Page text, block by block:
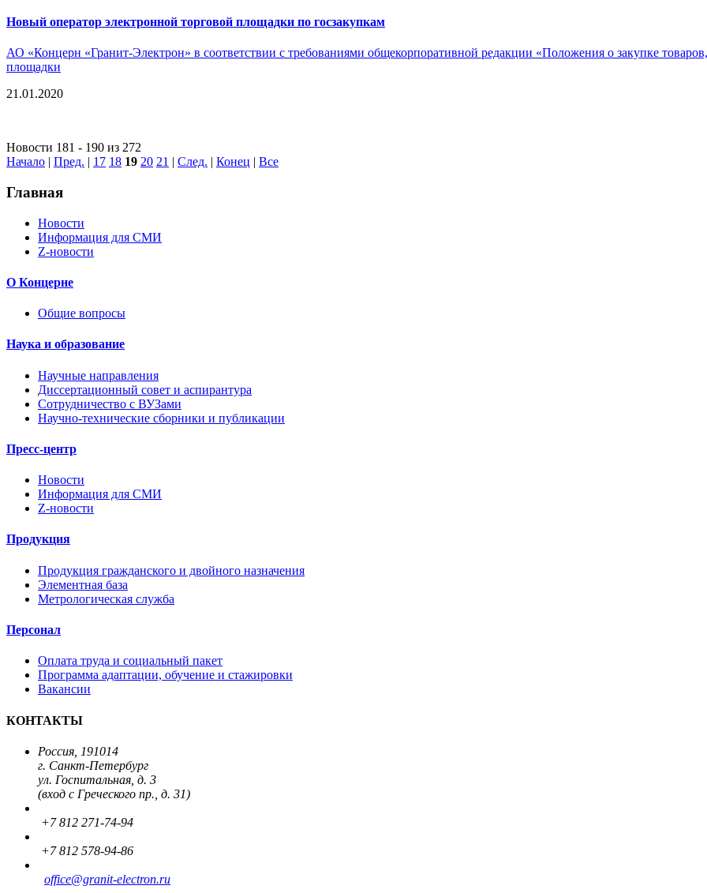
Новый оператор электронной торговой площадки по госзакупкам
АО «Концерн «Гранит-Электрон» в соответствии с требованиями общекорпоративной редакции «Положения о закупке
площадки
21.01.2020
Новости 181 - 190 из 272
Начало | Пред. | 17 18 19 20 21 | След. | Конец | Все
Главная
Новости
Информация для СМИ
Z-новости
О Концерне
Общие вопросы
Наука и образование
Научные направления
Диссертационный совет и аспирантура
Сотрудничество с ВУЗами
Научно-технические сборники и публикации
Пресс-центр
Новости
Информация для СМИ
Z-новости
Продукция
Продукция гражданского и двойного назначения
Элементная база
Метрологическая служба
Персонал
Оплата труда и социальный пакет
Программа адаптации, обучение и стажировки
Вакансии
КОНТАКТЫ
Россия, 191014
г. Санкт-Петербург
ул. Госпитальная, д. 3
(вход с Греческого пр., д. 31)
+7 812 271-74-94
+7 812 578-94-86
office@granit-electron.ru